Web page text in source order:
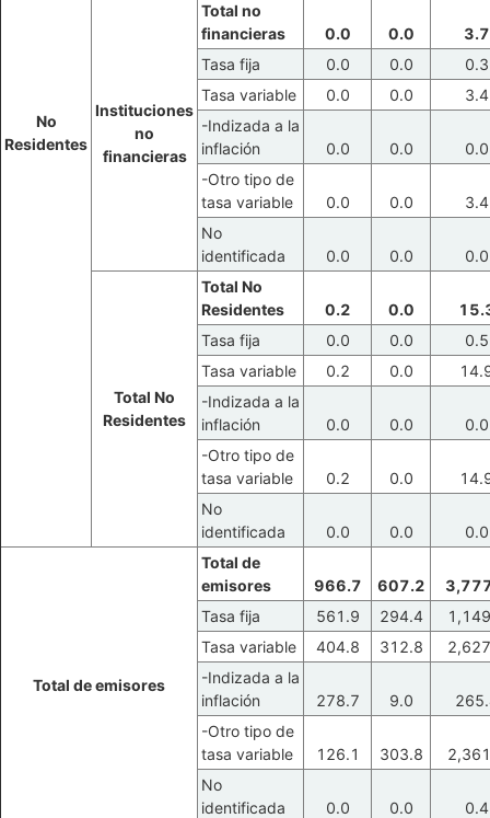
No
Residentes
Instituciones
no
financieras
Total no
financieras
0.0 0.0
3.7
Tasa fija
0.0 0.0
0.3
Tasa variable
0.0 0.0
3.4
-Indizada a la
inflación
0.0 0.0
0.0
-Otro tipo de
tasa variable
0.0 0.0
3.4
No
identificada
0.0 0.0 0.0
Total No
Residentes
Total No
Residentes
0.2 0.0
Tasa fija
0.0 0.0
0.5
Tasa variable
0.2 0.0
-Indizada a la
inflación
0.0 0.0
0.0
-Otro tipo de
tasa variable
0.2 0.0
No
identificada
0.0 0.0 0.0
Total de emisores
Total de
emisores
966.7 607.2
Tasa fija
561.9 294.4
Tasa variable
404.8 312.8
-Indizada a la
inflación
278.7 9.0
-Otro tipo de
tasa variable
126.1 303.8
No
identificada
0.0 0.0 0.4